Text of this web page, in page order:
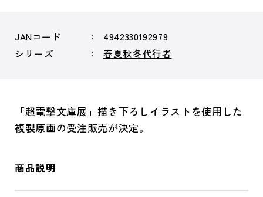
JANコード
4942330192979
シリーズ
春夏秋冬代行者
「超電撃文庫展」描き下ろしイラストを使用した
複製原画の受注販売が決定。
商品説明